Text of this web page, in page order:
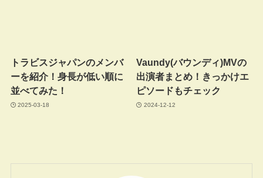
トラビスジャパンのメンバ
ーを紹介！身長が低い順に
並べてみた！
2025-03-18
Vaundy(バウンディ)MVの
出演者まとめ！きっかけエ
ピソードもチェック
2024-12-12